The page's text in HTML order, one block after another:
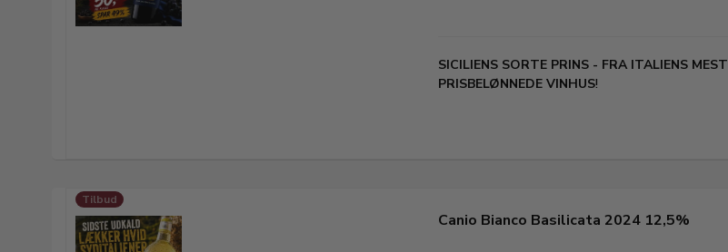
SICILIENS SORTE PRINS - FRA ITALIENS MEST
PRISBELØNNEDE VINHUS!
Tilbud
Canio Bianco Basilicata 2024 12,5%